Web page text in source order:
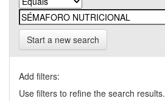
Start a new search
Add filters:
Use filters to refine the search results.